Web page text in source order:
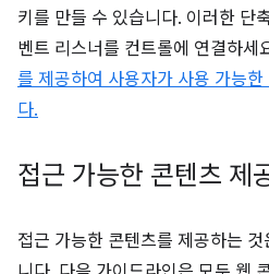
키를 만들 수 있습니다. 이러한 단
벤트 리스너를 컨트롤에 연결하세
를 제공하여 사용자가 사용 가능
다.
접근 가능한 콘텐츠 제
접근 가능한 콘텐츠를 제공하는